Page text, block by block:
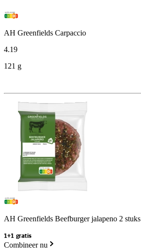
AH Greenfields Carpaccio
4.19
121 g
AH Greenfields Beefburger jalapeno 2 stuks
1+1 gratis
Combineer nu